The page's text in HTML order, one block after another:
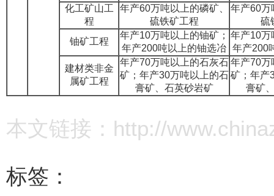
化工矿山工
程
年产60万吨以上的磷矿、
硫铁矿工程
年产60万
硫
铀矿工程
年产10万吨以上的铀矿；
年产200吨以上的铀选冶
年产10万
年产200
建材类非金
属矿工程
年产70万吨以上的石灰石
矿；年产30万吨以上的石
膏矿、石英砂岩矿
年产70万
矿；年产
膏矿
本文链接：http://
标签：